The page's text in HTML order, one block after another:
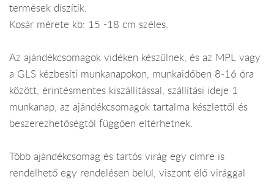
termések díszítik.
Kosár mérete kb: 15 -18 cm széles.
Az ajándékcsomagok vidéken készülnek, és az MPL vagy
a GLS kézbesíti munkanapokon, munkaidőben 8-16 óra
között, érintésmentes kiszállítással, szállítási ideje 1
munkanap, az ajándékcsomagok tartalma készlettől és
beszerezhetőségtől függően eltérhetnek.
Több ajándékcsomag és tartós virág egy címre is
rendelhető egy rendelésen belül, viszont élő virággal